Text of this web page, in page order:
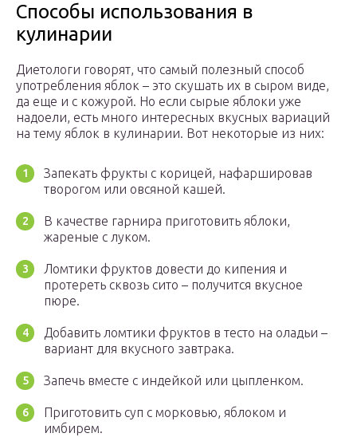
Способы использования в
кулинарии
Диетологи говорят, что самый полезный способ
употребления яблок – это скушать их в сыром виде,
да еще и с кожурой. Но если сырые яблоки уже
надоели, есть много интересных вкусных вариаций
на тему яблок в кулинарии. Вот некоторые из них:
Запекать фрукты с корицей, нафаршировав
творогом или овсяной кашей.
В качестве гарнира приготовить яблоки,
жареные с луком.
Ломтики фруктов довести до кипения и
протереть сквозь сито – получится вкусное
пюре.
Добавить ломтики фруктов в тесто на оладьи –
вариант для вкусного завтрака.
Запечь вместе с индейкой или цыпленком.
Приготовить суп с морковью, яблоком и
имбирем.